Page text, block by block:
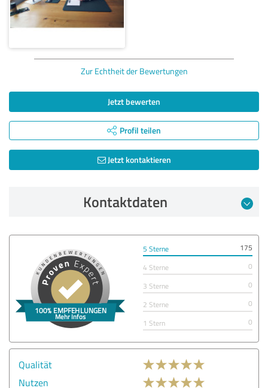
Zur Echtheit der Bewertungen
Jetzt bewerten
Profil teilen
Jetzt kontaktieren
Kontaktdaten
5 Sterne
175
4 Sterne
0
3 Sterne
0
2 Sterne
0
1 Stern
0
Qualität
Nutzen